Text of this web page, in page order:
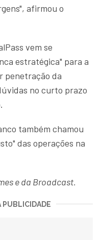
afirmou o
vem se
estratégica" para a
penetração da
no curto prazo
também chamou
das operações na
e da Broadcast.
PUBLICIDADE